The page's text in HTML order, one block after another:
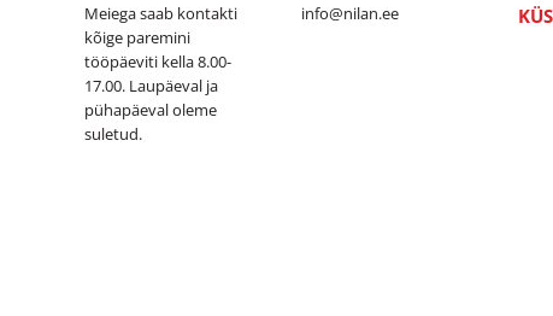
Meiega saab kontakti
kõige paremini
tööpäeviti kella 8.00-
17.00. Laupäeval ja
pühapäeval oleme
suletud.
info@nilan.ee